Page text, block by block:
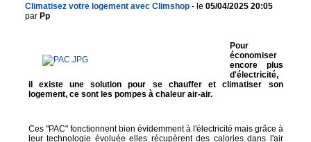
Climatisez votre logement avec Climshop - le 05/04/2025 20:05
par Pp
Pour
économiser
encore plus
d'électricité,
il existe une solution pour se chauffer et climatiser son
logement, ce sont les pompes à chaleur air-air.
Ces "PAC" fonctionnent bien évidemment à l'électricité mais grâce à
leur technologie évoluée elles récupèrent des calories dans l'air